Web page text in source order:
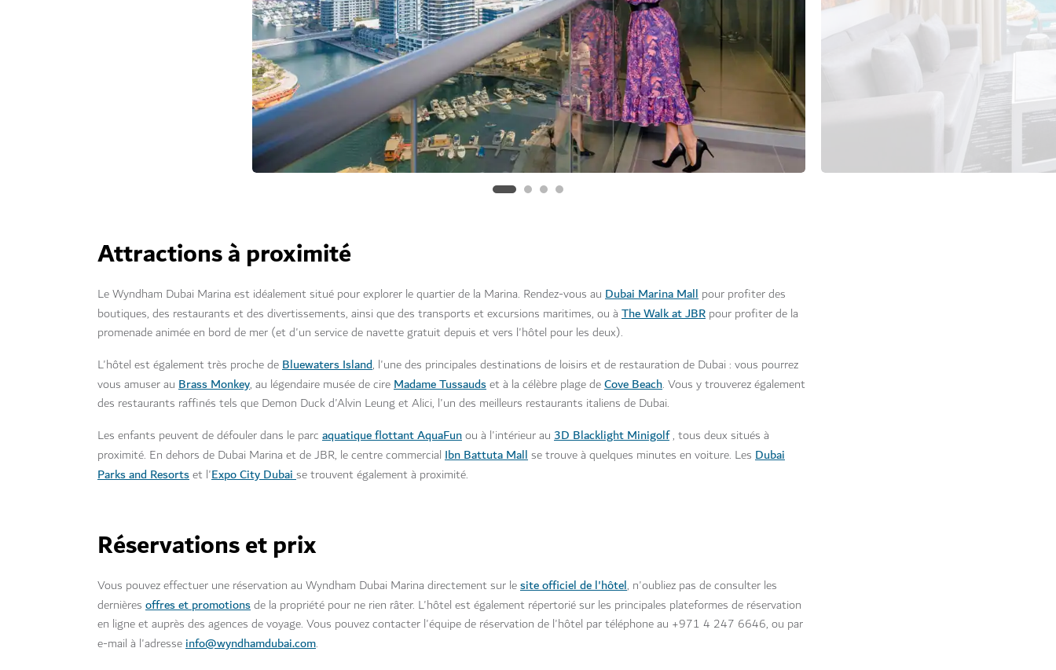
Attractions à proximité
Le Wyndham Dubai Marina est idéalement situé pour explorer le quartier de la Marina. Rendez-vous au Dubai Marina Mall pour profiter des
boutiques, des restaurants et des divertissements, ainsi que des transports et excursions maritimes, ou à The Walk at JBR pour profiter de la
promenade animée en bord de mer (et d'un service de navette gratuit depuis et vers l'hôtel pour les deux).
L'hôtel est également très proche deBluewaters Island, l'une des principales destinations de loisirs et de restauration de Dubai : vous pourrez
vous amuser au Brass Monkey, au légendaire musée de cireMadame Tussaudset à la célèbre plage deCove Beach. Vous y trouverez également
des restaurants raffinés tels que Demon Duck d'Alvin Leung et Alici, l'un des meilleurs restaurants italiens de Dubai.
Les enfants peuvent de défouler dans le parc aquatique flottant AquaFunou à l'intérieur au 3D Blacklight Minigolf, tous deux situés à
proximité. En dehors de Dubai Marina et de JBR, le centre commercial Ibn Battuta Mallse trouve à quelques minutes en voiture. Les Dubai
Parks and Resortset l'Expo City Dubaise trouvent également à proximité.
Réservations et prix
Vous pouvez effectuer une réservation au Wyndham Dubai Marina directement sur lesite officiel de l'hôtel, n'oubliez pas de consulter les
dernières offres et promotionsde la propriété pour ne rien râter. L'hôtel est également répertorié sur les principales plateformes de réservation
en ligne et auprès des agences de voyage. Vous pouvez contacter l'équipe de réservation de l'hôtel par téléphone au +971 4 247 6646, ou par
e-mail à l'adresseinfo@wyndhamdubai.com.